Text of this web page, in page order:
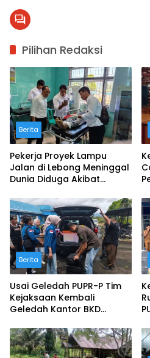
Pilihan Redaksi
Berita
Pekerja Proyek Lampu
Jalan di Lebong Meninggal
Dunia Diduga Akibat
Berita
Usai Geledah PUPR-P Tim
Kejaksaan Kembali
Geledah Kantor BKD